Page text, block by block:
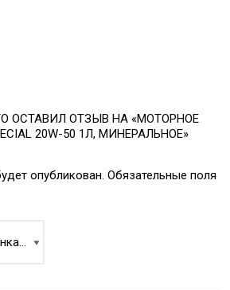
ОСТАВИЛ ОТЗЫВ НА «МОТОРНОЕ
20W-50 1Л, МИНЕРАЛЬНОЕ»
опубликован. Обязательные поля